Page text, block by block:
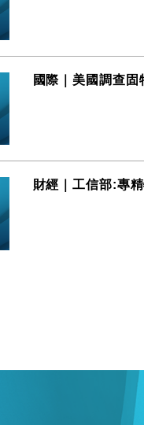
國際｜美國調查
財經｜工信部:專